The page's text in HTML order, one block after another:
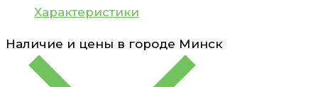
Характеристики
Наличие и цены в городе Минск